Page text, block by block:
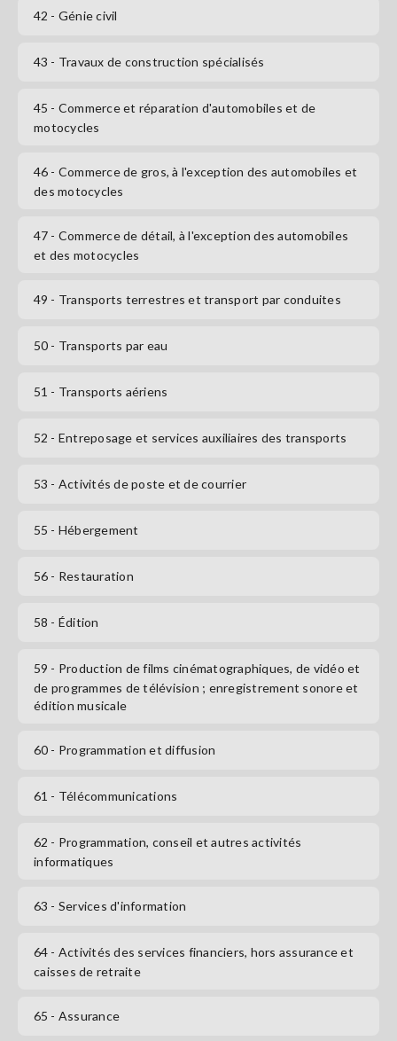
42 - Génie civil
43 - Travaux de construction spécialisés
45 - Commerce et réparation d'automobiles et de
motocycles
46 - Commerce de gros, à l'exception des automobiles et
des motocycles
47 - Commerce de détail, à l'exception des automobiles
et des motocycles
49 - Transports terrestres et transport par conduites
50 - Transports par eau
51 - Transports aériens
52 - Entreposage et services auxiliaires des transports
53 - Activités de poste et de courrier
55 - Hébergement
56 - Restauration
58 - Édition
59 - Production de films cinématographiques, de vidéo et
de programmes de télévision ; enregistrement sonore et
édition musicale
60 - Programmation et diffusion
61 - Télécommunications
62 - Programmation, conseil et autres activités
informatiques
63 - Services d'information
64 - Activités des services financiers, hors assurance et
caisses de retraite
65 - Assurance